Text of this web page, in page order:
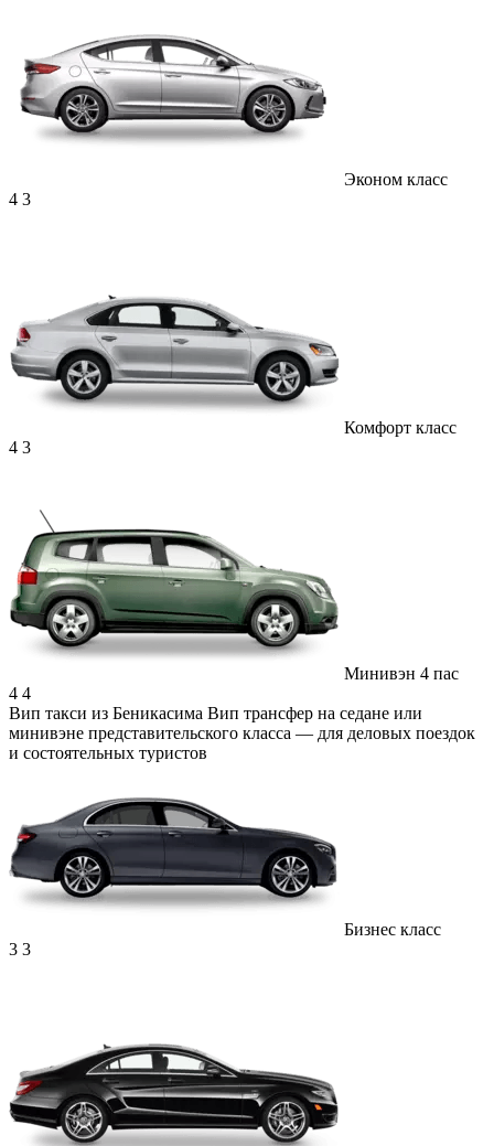
Эконом класс
4 3
Комфорт класс
4 3
Минивэн 4 пас
4 4
Вип такси из Беникасима Вип трансфер на седане или
минивэне представительского класса — для деловых поездок
и состоятельных туристов
Бизнес класс
3 3